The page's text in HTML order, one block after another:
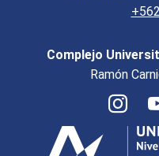
Complejo
Ramón